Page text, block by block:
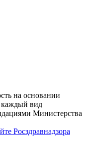
на основании
каждый вид
Министерства
Росздравнадзора